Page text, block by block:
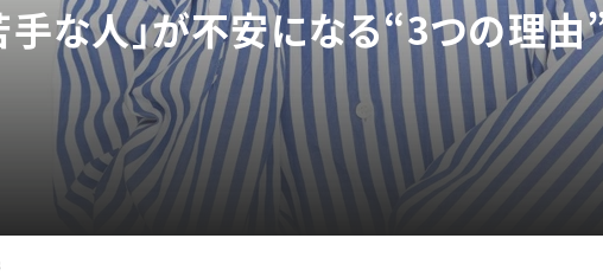
手な人」が不安になる“3つの理